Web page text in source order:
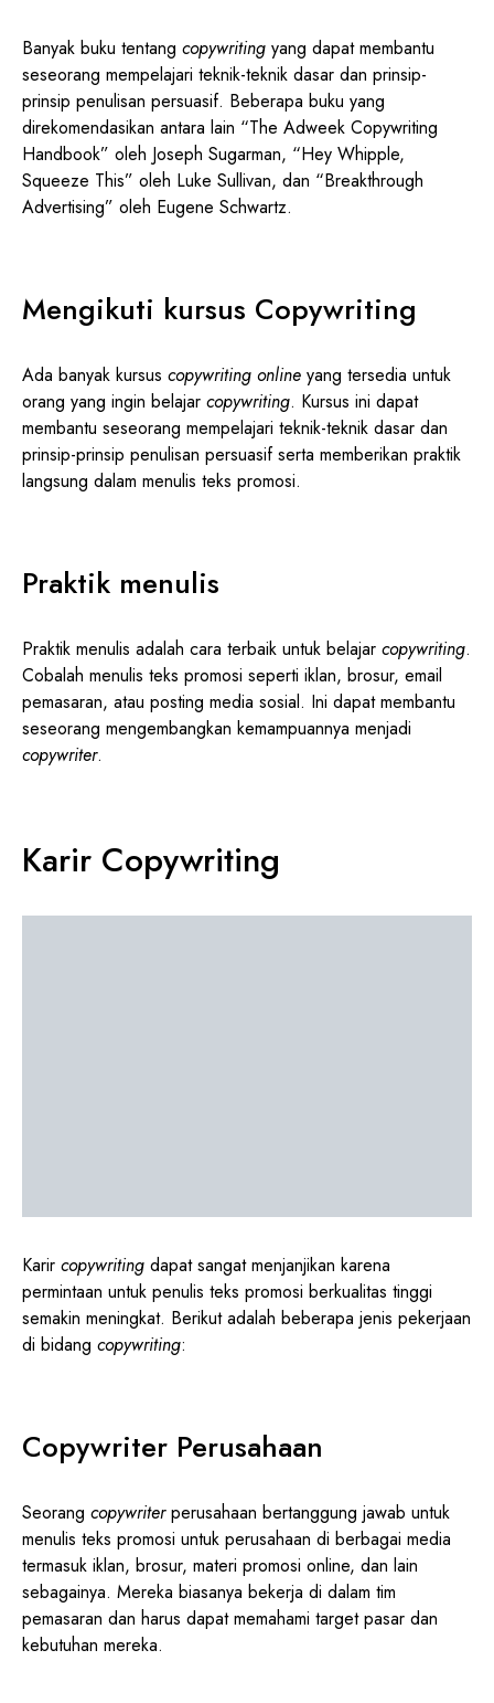
Banyak buku tentang copywriting yang dapat membantu
seseorang mempelajari teknik-teknik dasar dan prinsip-
prinsip penulisan persuasif. Beberapa buku yang
direkomendasikan antara lain “The Adweek Copywriting
Handbook” oleh Joseph Sugarman, “Hey Whipple,
Squeeze This” oleh Luke Sullivan, dan “Breakthrough
Advertising” oleh Eugene Schwartz.
Mengikuti kursus Copywriting
Ada banyak kursus copywriting online yang tersedia untuk
orang yang ingin belajar copywriting. Kursus ini dapat
membantu seseorang mempelajari teknik-teknik dasar dan
prinsip-prinsip penulisan persuasif serta memberikan praktik
langsung dalam menulis teks promosi.
Praktik menulis
Praktik menulis adalah cara terbaik untuk belajar copywriting.
Cobalah menulis teks promosi seperti iklan, brosur, email
pemasaran, atau posting media sosial. Ini dapat membantu
seseorang mengembangkan kemampuannya menjadi
copywriter.
Karir Copywriting
Karir copywriting dapat sangat menjanjikan karena
permintaan untuk penulis teks promosi berkualitas tinggi
semakin meningkat. Berikut adalah beberapa jenis pekerjaan
di bidang copywriting:
Copywriter Perusahaan
Seorang copywriterperusahaan bertanggung jawab untuk
menulis teks promosi untuk perusahaan di berbagai media
termasuk iklan, brosur, materi promosi online, dan lain
sebagainya. Mereka biasanya bekerja di dalam tim
pemasaran dan harus dapat memahami target pasar dan
kebutuhan mereka.